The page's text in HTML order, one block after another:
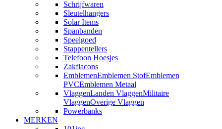
Schrijfwaren
Sleutelhangers
Solar Items
Spanbanden
Speelgoed
Stappentellers
Telefoon Hoesjes
Zakflacons
EmblemenEmblemen StofEmblemen
PVCEmblemen Metaal
VlaggenLanden VlaggenMilitaire
VlaggenOverige Vlaggen
Powerbanks
MERKEN